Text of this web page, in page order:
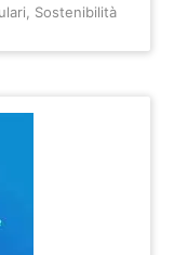
Sostenibilità